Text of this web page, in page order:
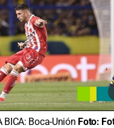
BICA: Boca-Unión Foto: